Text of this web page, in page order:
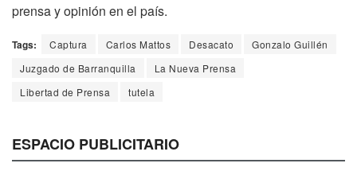
prensa y opinión en el país.
Tags: Captura Carlos Mattos Desacato
Gonzalo Guillén
Juzgado de Barranquilla
La Nueva Prensa
Libertad de Prensa
tutela
ESPACIO PUBLICITARIO